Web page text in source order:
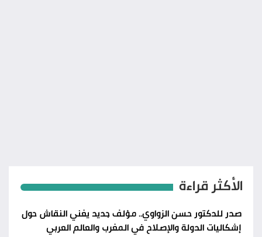
الأكثر قراءة
صدر للدكتور حسن الزواوي.. مؤلف جديد يغني النقاش حول
إشكاليات الدولة والإصلاح في المغرب والعالم العربي